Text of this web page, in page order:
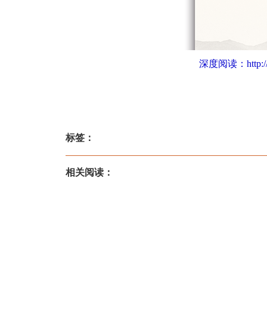
深度阅读：
标签：
相关阅读：